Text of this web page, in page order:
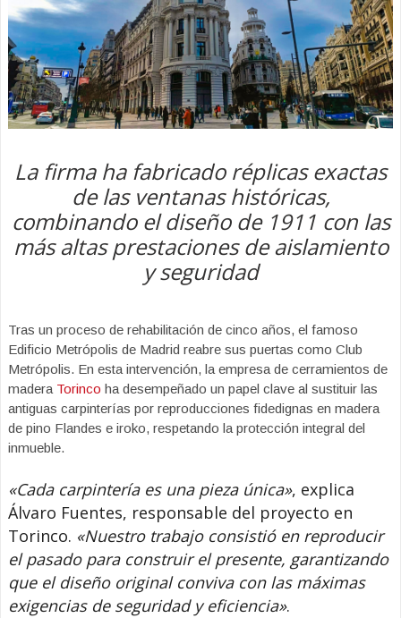
La firma ha fabricado réplicas exactas
de las ventanas históricas,
combinando el diseño de 1911 con las
más altas prestaciones de aislamiento
y seguridad
Tras un proceso de rehabilitación de cinco años, el famoso
Edificio Metrópolis de Madrid reabre sus puertas como Club
Metrópolis. En esta intervención, la empresa de cerramientos de
madera Torinco ha desempeñado un papel clave al sustituir las
antiguas carpinterías por reproducciones fidedignas en madera
de pino Flandes e iroko, respetando la protección integral del
inmueble.
«Cada carpintería es una pieza única», explica
Álvaro Fuentes, responsable del proyecto en
Torinco. «Nuestro trabajo consistió en reproducir
el pasado para construir el presente, garantizando
que el diseño original conviva con las máximas
exigencias de seguridad y eficiencia».